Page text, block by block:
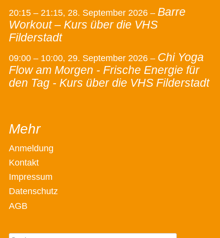
20:15 – 21:15, 28. September 2026– Barre
Workout – Kurs über die VHS
Filderstadt
09:00 – 10:00, 29. September 2026– Chi Yoga
Flow am Morgen - Frische Energie für
den Tag - Kurs über die VHS Filderstadt
Mehr
Anmeldung
Kontakt
Impressum
Datenschutz
AGB